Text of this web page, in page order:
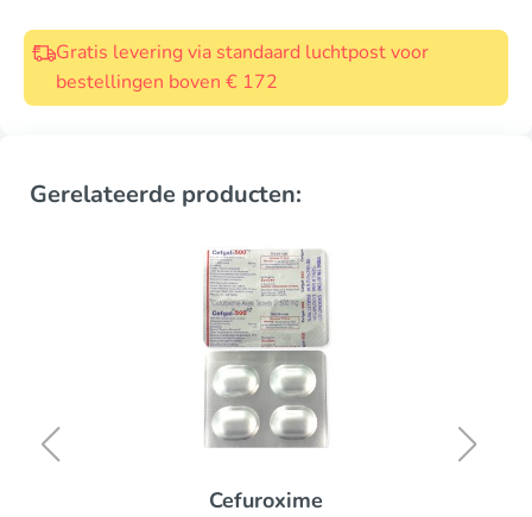
Gratis levering via standaard luchtpost voor
bestellingen boven € 172
Gerelateerde producten:
Cefuroxime